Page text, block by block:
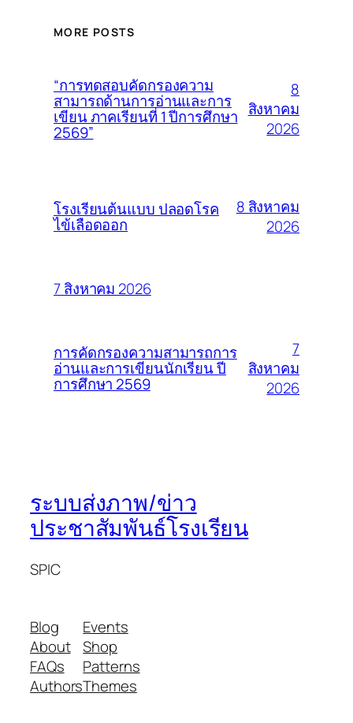
MORE POSTS
“การทดสอบคัดกรองความ
สามารถด้านการอ่านและการ
เขียน ภาคเรียนที่ 1 ปีการศึกษา
2569”
8
สิงหาคม
2026
โรงเรียนต้นแบบ ปลอดโรค
ไข้เลือดออก
8 สิงหาคม
2026
7 สิงหาคม 2026
การคัดกรองความสามารถการ
อ่านและการเขียนนักเรียน ปี
การศึกษา 2569
7
สิงหาคม
2026
ระบบส่งภาพ/ข่าว
ประชาสัมพันธ์โรงเรียน
SPIC
Blog
About
FAQs
Authors
Events
Shop
Patterns
Themes